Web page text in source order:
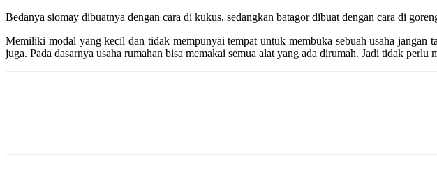
Bedanya siomay dibuatnya dengan cara di kukus, sedangkan batagor dibuat dengan cara di
Memiliki modal yang kecil dan tidak mempunyai tempat untuk membuka sebuah usaha
juga. Pada dasarnya usaha rumahan bisa memakai semua alat yang ada dirumah. Jadi tidak